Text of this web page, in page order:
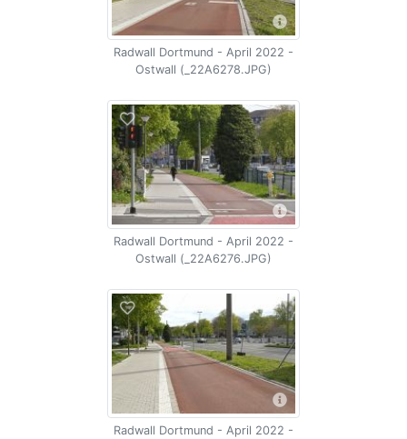
Radwall Dortmund - April 2022 -
Ostwall (_22A6278.JPG)
Radwall Dortmund - April 2022 -
Ostwall (_22A6276.JPG)
Radwall Dortmund - April 2022 -